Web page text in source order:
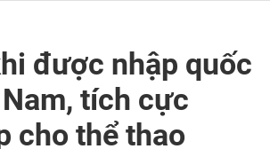
được nhập quốc
tích cực
cho thể thao